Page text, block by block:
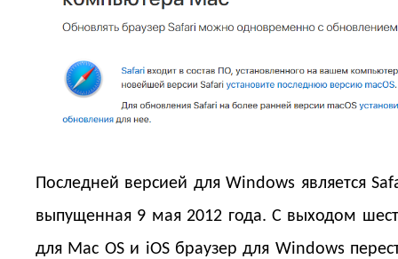
Последней версией для Windows является
выпущенная 9 мая 2012 года. С выходом
для Mac OS и iOS браузер для Windows